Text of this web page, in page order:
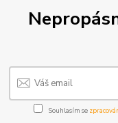
Souhlasím se